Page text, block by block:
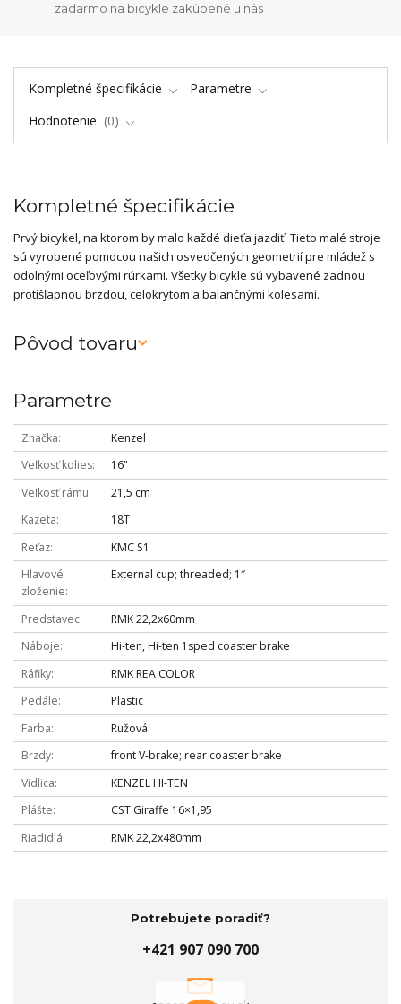
zadarmo na bicykle zakúpené u nás
Kompletné špecifikácie
Parametre
Hodnotenie
0
Kompletné špecifikácie
Prvý bicykel, na ktorom by malo každé dieťa jazdiť. Tieto malé stroje
sú vyrobené pomocou našich osvedčených geometrií pre mládež s
odolnými oceľovými rúrkami. Všetky bicykle sú vybavené zadnou
protišľapnou brzdou, celokrytom a balančnými kolesami.
Pôvod tovaru
Parametre
Značka
Kenzel
Veľkosť kolies
16"
Veľkosť rámu
21,5 cm
Kazeta
18T
Reťaz
KMC S1
Hlavové
zloženie
External cup; threaded; 1″
Predstavec
RMK 22,2x60mm
Náboje
Hi-ten, Hi-ten 1sped coaster brake
Ráfiky
RMK REA COLOR
Pedále
Plastic
Farba
Ružová
Brzdy
front V-brake; rear coaster brake
Vidlica
KENZEL HI-TEN
Plášte
CST Giraffe 16×1,95
Riadidlá
RMK 22,2x480mm
Potrebujete poradiť?
+421 907 090 700